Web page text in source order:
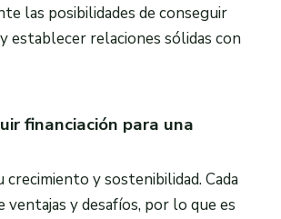
las posibilidades de conseguir
establecer relaciones sólidas con
financiación para una
crecimiento y sostenibilidad. Cada
y desafíos, por lo que es